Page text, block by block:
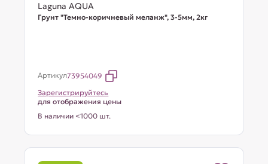
Laguna AQUA
Грунт "Темно-коричневый меланж", 3-5мм, 2кг
Артикул73954049
Зарегистрируйтесь
для отображения цены
В наличии <1000 шт.